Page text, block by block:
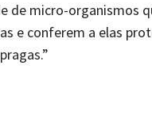
de micro-organismos
e conferem a elas